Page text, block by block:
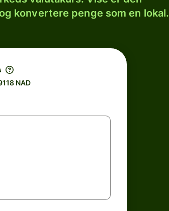
konvertere penge som en lokal.
NAD